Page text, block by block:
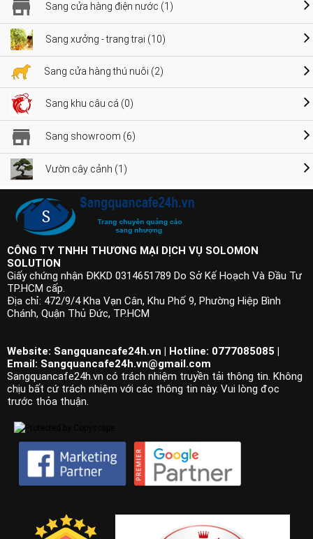
Sang cửa hàng điện nước (1)
Sang xưởng - trang trại (10)
Sang cửa hàng thú nuôi (2)
Sang khu câu cá (0)
Sang showroom (6)
Vườn cây cảnh (1)
CÔNG TY TNHH THƯƠNG MẠI DỊCH VỤ SOLOMON
SOLUTION
Giấy chứng nhận ĐKKD 0314651789 Do Sở Kế Hoạch Và Đầu Tư
TP.HCM cấp.
Địa chỉ: 472/9/4 Kha Vạn Cân, Khu Phố 9, Phường Hiệp Bình
Chánh, Quận Thủ Đức, TP.HCM
Website: Sangquancafe24h.vn | Hotline: 0777085085 |
Email: Sangquancafe24h.vn@gmail.com
Sangquancafe24h.vn có trách nhiệm truyền tải thông tin. Không
chịu bất cứ trách nhiệm với các thông tin này. Vui lòng đọc
trước thỏa thuận.